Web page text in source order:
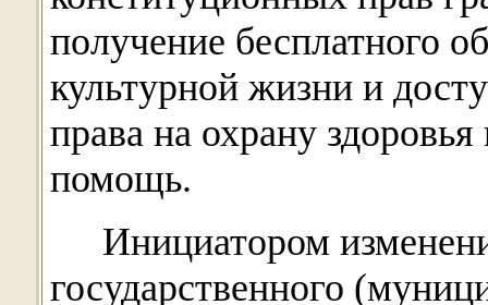
получение бесплатного
культурной жизни и
права на охрану
помощь.
Инициатором
государственного